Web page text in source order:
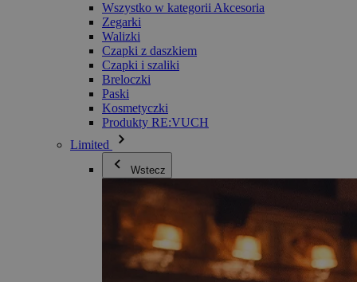
Wszystko w kategorii Akcesoria
Zegarki
Walizki
Czapki z daszkiem
Czapki i szaliki
Breloczki
Paski
Kosmetyczki
Produkty RE:VUCH
Limited
Wstecz